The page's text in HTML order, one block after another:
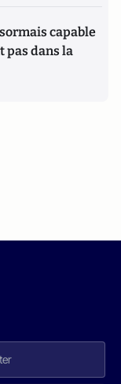
capable
pas dans la